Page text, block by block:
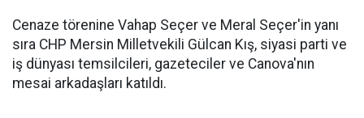
Cenaze törenine Vahap Seçer ve Meral Seçer'in yanı
sıra CHP Mersin Milletvekili Gülcan Kış, siyasi parti ve
iş dünyası temsilcileri, gazeteciler ve Canova'nın
mesai arkadaşları katıldı.